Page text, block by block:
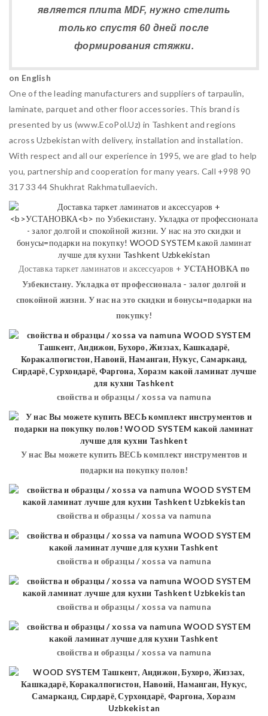
является плита MDF, нужно стелить
только спустя 60 дней после
формирования стяжки.
on English
One of the leading manufacturers and suppliers of tarpaulin,
laminate, parquet and other floor accessories. This brand is
presented by us (www.EcoPol.Uz) in Tashkent and regions
across Uzbekistan with delivery, installation and installation.
With respect and all our experience in 1995, we are glad to help
you, partnership and cooperation for many years. Call +998 90
317 33 44 Shukhrat Rakhmatullaevich.
Доставка таркет ламинатов и аксессуаров + УСТАНОВКА по
Узбекистану. Укладка от профессионала - залог долгой и
спокойной жизни. У нас на это скидки и бонусы=подарки на
покупку!
свойства и образцы / xossa va namuna
У нас Вы можете купить ВЕСЬ комплект инструментов и
подарки на покупку полов!
свойства и образцы / xossa va namuna
свойства и образцы / xossa va namuna
свойства и образцы / xossa va namuna
свойства и образцы / xossa va namuna